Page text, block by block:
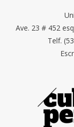
Ave. 23 # 452
Telf.